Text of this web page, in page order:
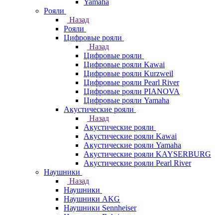
Yamaha
Рояли
Назад
Рояли
Цифровые рояли
Назад
Цифровые рояли
Цифровые рояли Kawai
Цифровые рояли Kurzweil
Цифровые рояли Pearl River
Цифровые рояли PIANOVA
Цифровые рояли Yamaha
Акустические рояли
Назад
Акустические рояли
Акустические рояли Kawai
Акустические рояли Yamaha
Акустические рояли KAYSERBURG
Акустические рояли Pearl River
Наушники
Назад
Наушники
Наушники AKG
Наушники Sennheiser